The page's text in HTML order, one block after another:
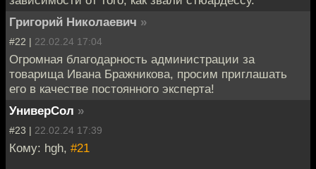
Григорий Николаевич »
#22 | 22.02.24 17:04
Огромная благодарность администрации за
товарища Ивана Бражникова, просим приглашать
его в качестве постоянного эксперта!
УниверСол »
#23 | 22.02.24 17:39
Кому: hgh, #21